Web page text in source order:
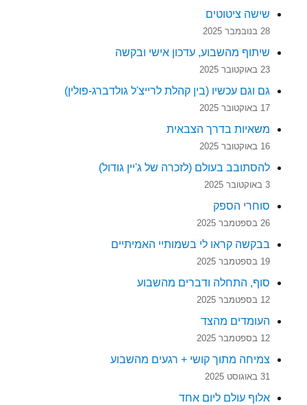
שישה ציטוטים
28 בנובמבר 2025
שיתוף מהשבוע, עדכון אישי ובקשה
23 באוקטובר 2025
גם וגם עכשיו (בין קהלת לרייצ'ל גולדברג-פולין)
17 באוקטובר 2025
משאיות בדרך הצבאית
16 באוקטובר 2025
להסתובב בעולם (לזכרה של ג'יין גודול)
3 באוקטובר 2025
סוחרי הספק
26 בספטמבר 2025
בבקשה קראו לי בשמותיי האמיתיים
19 בספטמבר 2025
סוף, התחלה ודברים מהשבוע
12 בספטמבר 2025
העומדים מהצד
12 בספטמבר 2025
צמיחה מתוך קושי + רגעים מהשבוע
31 באוגוסט 2025
אלוף עולם ליום אחד